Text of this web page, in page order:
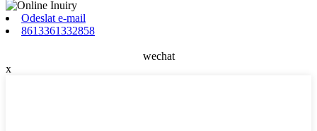
Odeslat e-mail
8613361332858
wechat
x